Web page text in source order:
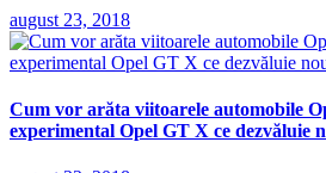
august 23, 2018
Cum vor arăta viitoarele automobile
experimental Opel GT X ce dezvăluie